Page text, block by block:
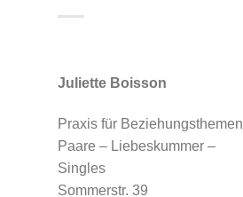
Juliette Boisson
Praxis für Beziehungsthemen
Paare – Liebeskummer –
Singles
Sommerstr. 39